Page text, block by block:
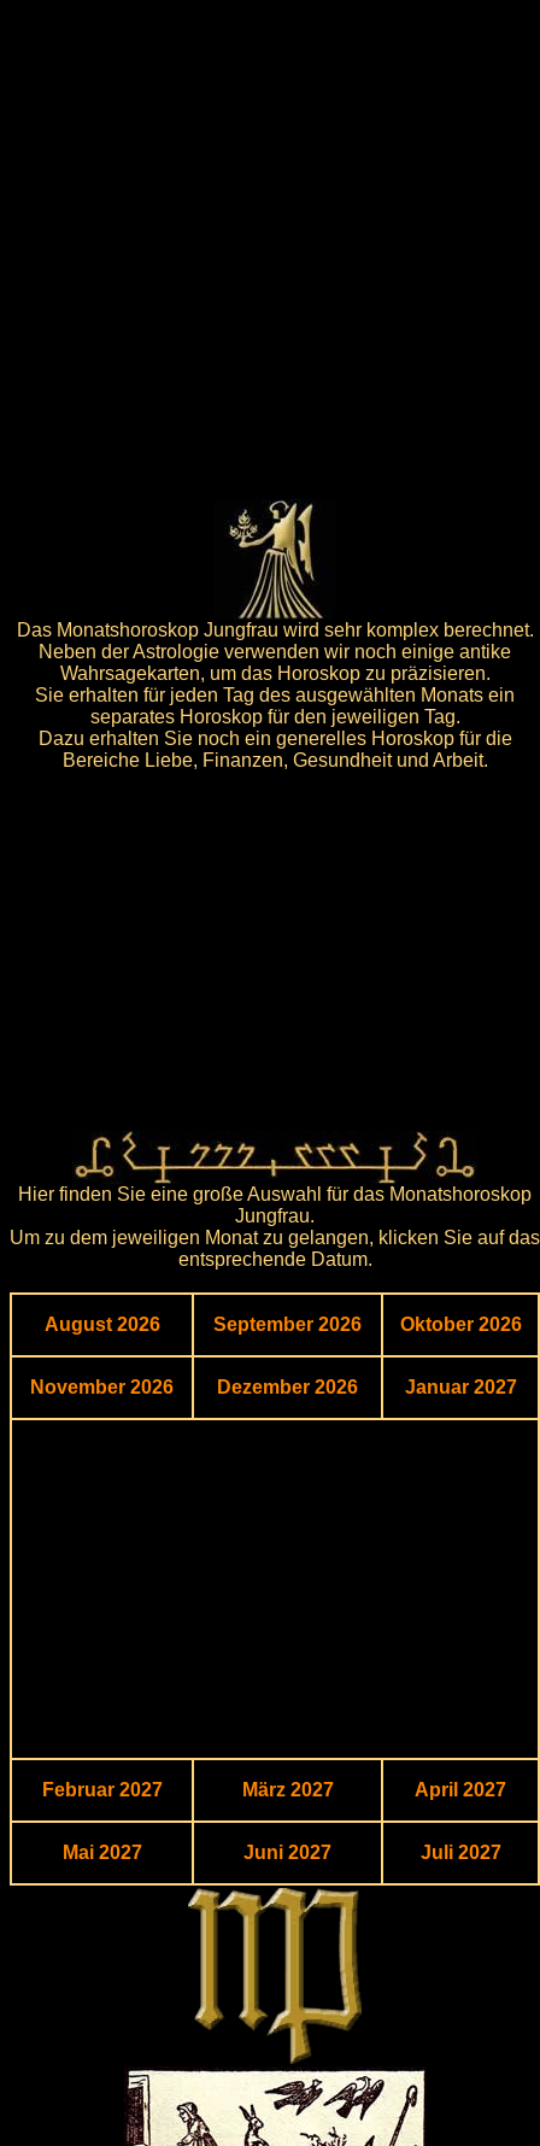
Das Monatshoroskop Jungfrau wird sehr komplex berechnet.
Neben der Astrologie verwenden wir noch einige antike
Wahrsagekarten, um das Horoskop zu präzisieren.
Sie erhalten für jeden Tag des ausgewählten Monats ein
separates Horoskop für den jeweiligen Tag.
Dazu erhalten Sie noch ein generelles Horoskop für die
Bereiche Liebe, Finanzen, Gesundheit und Arbeit.
Hier finden Sie eine große Auswahl für das Monatshoroskop
Jungfrau.
Um zu dem jeweiligen Monat zu gelangen, klicken Sie auf das
entsprechende Datum.
August 2026 September 2026 Oktober 2026
November 2026 Dezember 2026 Januar 2027
Februar 2027 März 2027 April 2027
Mai 2027 Juni 2027 Juli 2027